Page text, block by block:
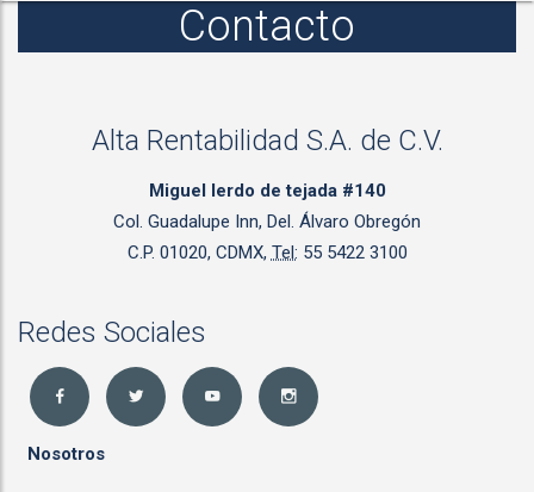
Contacto
Alta Rentabilidad S.A. de C.V.
Miguel lerdo de tejada #140
Col. Guadalupe Inn, Del. Álvaro Obregón
C.P. 01020, CDMX, Tel: 55 5422 3100
Redes Sociales
Nosotros